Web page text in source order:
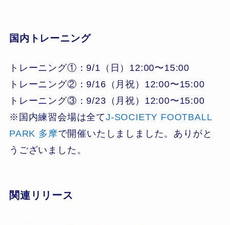
国内トレーニング
トレーニング①：9/1（日）12:00〜15:00
トレーニング②：9/16（月祝）12:00〜15:00
トレーニング③：9/23（月祝）12:00〜15:00
※国内練習会場は全てJ-SOCIETY FOOTBALL
PARK 多摩で開催いたしましました。ありがと
うございました。
関連リリース